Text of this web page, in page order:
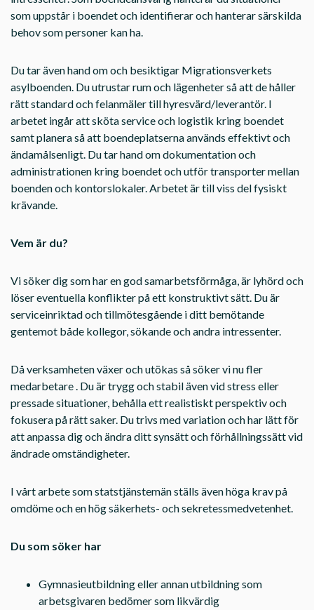
som uppstår i boendet och identifierar och hanterar särskilda
behov som personer kan ha.
Du tar även hand om och besiktigar Migrationsverkets
asylboenden. Du utrustar rum och lägenheter så att de håller
rätt standard och felanmäler till hyresvärd/leverantör. I
arbetet ingår att sköta service och logistik kring boendet
samt planera så att boendeplatserna används effektivt och
ändamålsenligt. Du tar hand om dokumentation och
administrationen kring boendet och utför transporter mellan
boenden och kontorslokaler. Arbetet är till viss del fysiskt
krävande.
Vem är du?
Vi söker dig som har en god samarbetsförmåga, är lyhörd och
löser eventuella konflikter på ett konstruktivt sätt. Du är
serviceinriktad och tillmötesgående i ditt bemötande
gentemot både kollegor, sökande och andra intressenter.
Då verksamheten växer och utökas så söker vi nu fler
medarbetare . Du är trygg och stabil även vid stress eller
pressade situationer, behålla ett realistiskt perspektiv och
fokusera på rätt saker. Du trivs med variation och har lätt för
att anpassa dig och ändra ditt synsätt och förhållningssätt vid
ändrade omständigheter.
I vårt arbete som statstjänstemän ställs även höga krav på
omdöme och en hög säkerhets- och sekretessmedvetenhet.
Du som söker har
Gymnasieutbildning eller annan utbildning som
arbetsgivaren bedömer som likvärdig